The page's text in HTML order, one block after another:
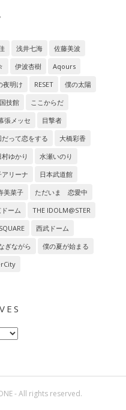
浅井七海
佐藤美波
伊波杏樹
Aqours
夜明け RESET
僕の太陽
技館
ここからだ
張メッセ
目撃者
だって恋をする
大橋彩香
村ゆかり
水瀬いのり
リーナ
日本武道館
美菜子
ただいま 恋愛中
ーム
THE IDOLM@STER
西武ドーム
ぎながら
僕の夏が始まる
- All rights reserved.